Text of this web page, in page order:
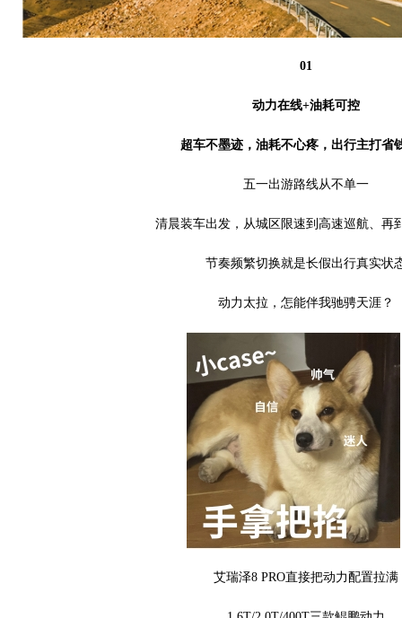
01
动力在线+油耗可控
超车不墨迹，油耗不心疼，出行主打省
五一出游路线从不单一
清晨装车出发，从城区限速到高速巡航、再
节奏频繁切换就是长假出行真实状
动力太拉，怎能伴我驰骋天涯？
艾瑞泽8 PRO直接把动力配置拉满